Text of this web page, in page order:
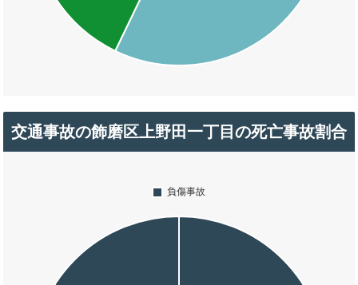
交通事故の飾磨区上野田一丁目の死亡事故割合